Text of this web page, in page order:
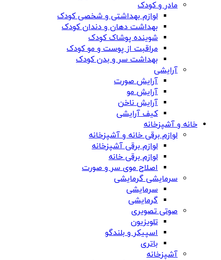
مادر و کودک
لوازم بهداشتی و شخصی کودک
بهداشت دهان و دندان کودک
شوینده پوشاک کودک
مراقبت از پوست و مو کودک
بهداشت سر و بدن کودک
آرایشی
آرایش صورت
آرایش مو
آرایش ناخن
کیف آرایشی
خانه و آشپزخانه
لوازم برقی خانه و آشپزخانه
لوازم برقی آشپزخانه
لوازم برقی خانه
اصلاح موی سر و صورت
سرمایشی گرمایشی
سرمایشی
گرمایشی
صوتی تصویری
تلویزیون
اسپیکر و بلندگو
باتری
آشپزخانه